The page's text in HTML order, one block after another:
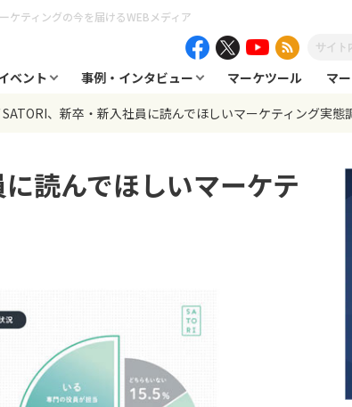
ケティングの今を届けるWEBメディア
ベント 事例・インタビュー マーケツール マ
SATORI、新卒・新入社員に読んでほしいマーケティング実態
読んでほしいマーケテ